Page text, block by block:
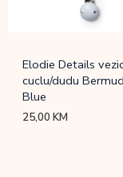
Elodie Details
cuclu/dudu
Blue
25,00KM